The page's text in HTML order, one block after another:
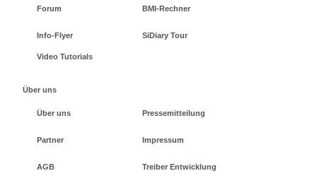
Forum BMI-Rechner
Info-Flyer SiDiary Tour
Video Tutorials
Über uns
Über uns Pressemitteilung
Partner Impressum
AGB Treiber Entwicklung